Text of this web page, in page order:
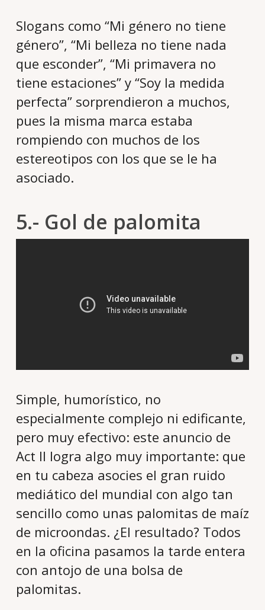
Slogans como “Mi género no tiene
género”, “Mi belleza no tiene nada
que esconder”, “Mi primavera no
tiene estaciones” y “Soy la medida
perfecta” sorprendieron a muchos,
pues la misma marca estaba
rompiendo con muchos de los
estereotipos con los que se le ha
asociado.
5.- Gol de palomita
Simple, humorístico, no
especialmente complejo ni edificante,
pero muy efectivo: este anuncio de
Act II logra algo muy importante: que
en tu cabeza asocies el gran ruido
mediático del mundial con algo tan
sencillo como unas palomitas de maíz
de microondas. ¿El resultado? Todos
en la oficina pasamos la tarde entera
con antojo de una bolsa de
palomitas.